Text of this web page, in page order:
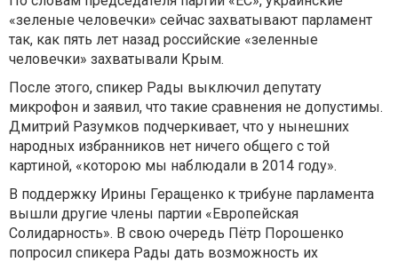
«зеленые человечки» сейчас захватывают парламент
так, как пять лет назад российские «зеленные
человечки» захватывали Крым.
После этого, спикер Рады выключил депутату
микрофон и заявил, что такие сравнения не допустимы.
Дмитрий Разумков подчеркивает, что у нынешних
народных избранников нет ничего общего с той
картиной, «которою мы наблюдали в 2014 году».
В поддержку Ирины Геращенко к трибуне парламента
вышли другие члены партии «Европейская
Солидарность». В свою очередь Пётр Порошенко
попросил спикера Рады дать возможность их